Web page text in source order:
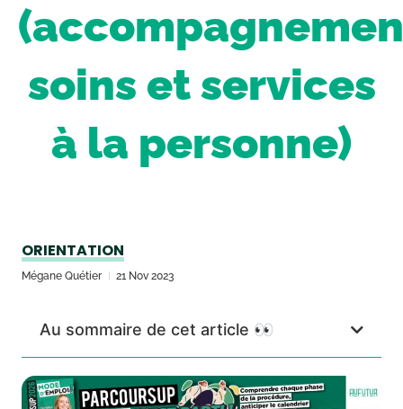
soins et services
à la personne)
ORIENTATION
Mégane Quétier 21 Nov 2023
Au sommaire de cet article 👀